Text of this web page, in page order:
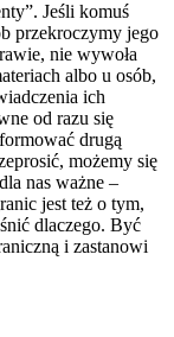
Jeśli komuś
przekroczymy jego
nie wywoła
albo u osób,
ich
od razu się
drugą
możemy się
nas ważne –
jest też o tym,
dlaczego. Być
i zastanowi